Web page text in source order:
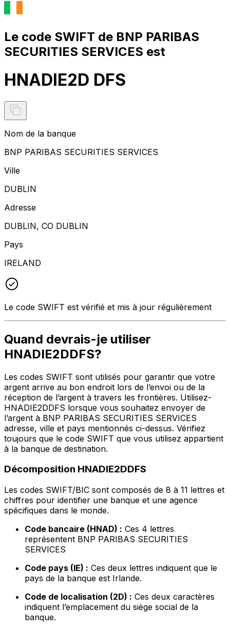
Le code SWIFT de BNP PARIBAS
SECURITIES SERVICES est
HNADIE2D DFS
Nom de la banque
BNP PARIBAS SECURITIES SERVICES
Ville
DUBLIN
Adresse
DUBLIN, CO DUBLIN
Pays
IRELAND
Le code SWIFT est vérifié et mis à jour régulièrement
Quand devrais-je utiliser
HNADIE2DDFS?
Les codes SWIFT sont utilisés pour garantir que votre
argent arrive au bon endroit lors de l’envoi ou de la
réception de l’argent à travers les frontières. Utilisez-
HNADIE2DDFS lorsque vous souhaitez envoyer de
l’argent à BNP PARIBAS SECURITIES SERVICES
adresse, ville et pays mentionnés ci-dessus. Vérifiez
toujours que le code SWIFT que vous utilisez appartient
à la banque de destination.
Décomposition HNADIE2DDFS
Les codes SWIFT/BIC sont composés de 8 à 11 lettres et
chiffres pour identifier une banque et une agence
spécifiques dans le monde.
Code bancaire (HNAD) : Ces 4 lettres
représentent BNP PARIBAS SECURITIES
SERVICES
Code pays (IE) : Ces deux lettres indiquent que le
pays de la banque est Irlande.
Code de localisation (2D) : Ces deux caractères
indiquent l’emplacement du siège social de la
banque.